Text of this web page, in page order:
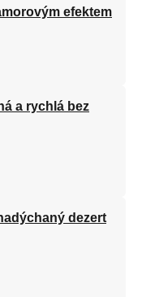
efektem
a rychlá bez
dezert